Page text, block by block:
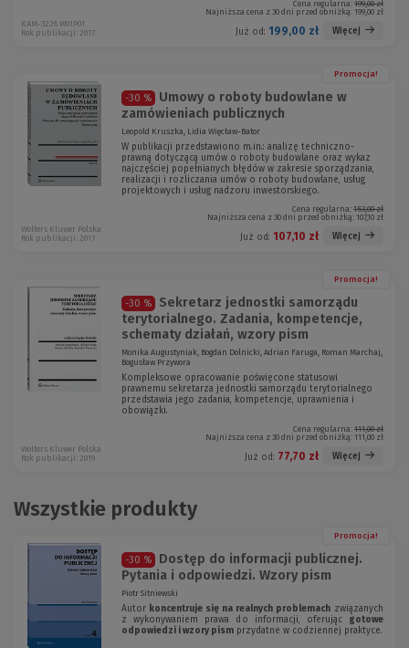
Cena regularna: 199,00 zł
Najniższa cena z 30 dni przed obniżką: 199,00 zł
Już od: 199,00 zł Więcej
KAM-3226 W01P01
Rok publikacji: 2017
Promocja!
-30 %
Umowy o roboty budowlane w
zamówieniach publicznych
Leopold Kruszka, Lidia Więcław-Bator
W publikacji przedstawiono m.in.: analizę techniczno-
prawną dotyczącą umów o roboty budowlane oraz wykaz
najczęściej popełnianych błędów w zakresie sporządzania,
realizacji i rozliczania umów o roboty budowlane, usług
projektowych i usług nadzoru inwestorskiego.
Cena regularna: 153,00 zł
Najniższa cena z 30 dni przed obniżką: 107,10 zł
Już od: 107,10 zł Więcej
Wolters Kluwer Polska
Rok publikacji: 2017
Promocja!
-30 %
Sekretarz jednostki samorządu
terytorialnego. Zadania, kompetencje,
schematy działań, wzory pism
Monika Augustyniak, Bogdan Dolnicki, Adrian Faruga, Roman Marchaj,
Bogusław Przywora
Kompleksowe opracowanie poświęcone statusowi
prawnemu sekretarza jednostki samorządu terytorialnego
przedstawia jego zadania, kompetencje, uprawnienia i
obowiązki.
Cena regularna: 111,00 zł
Najniższa cena z 30 dni przed obniżką: 111,00 zł
Już od: 77,70 zł Więcej
Wolters Kluwer Polska
Rok publikacji: 2019
Wszystkie produkty
Promocja!
-30 %
Dostęp do informacji publicznej.
Pytania i odpowiedzi. Wzory pism
Piotr Sitniewski
Autor koncentruje się na realnych problemach związanych
z wykonywaniem prawa do informacji, oferując gotowe
odpowiedzi i wzory pism przydatne w codziennej praktyce.